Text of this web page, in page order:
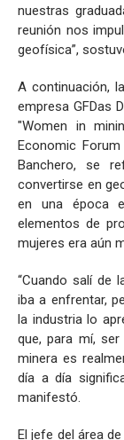
nuestras
reunión nos
geofísica”,
A continuación,
empresa GFDas
"Women in
Economic
Banchero, se
convertirse en
en una época
elementos de
mujeres era aún
“Cuando salí de
iba a enfrentar,
la industria lo
que, para mí,
minera es
día a día
manifestó.
El jefe del área